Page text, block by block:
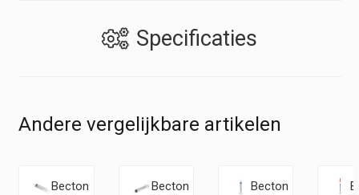
Specificaties
Andere vergelijkbare artikelen
Becton
Becton
Becton